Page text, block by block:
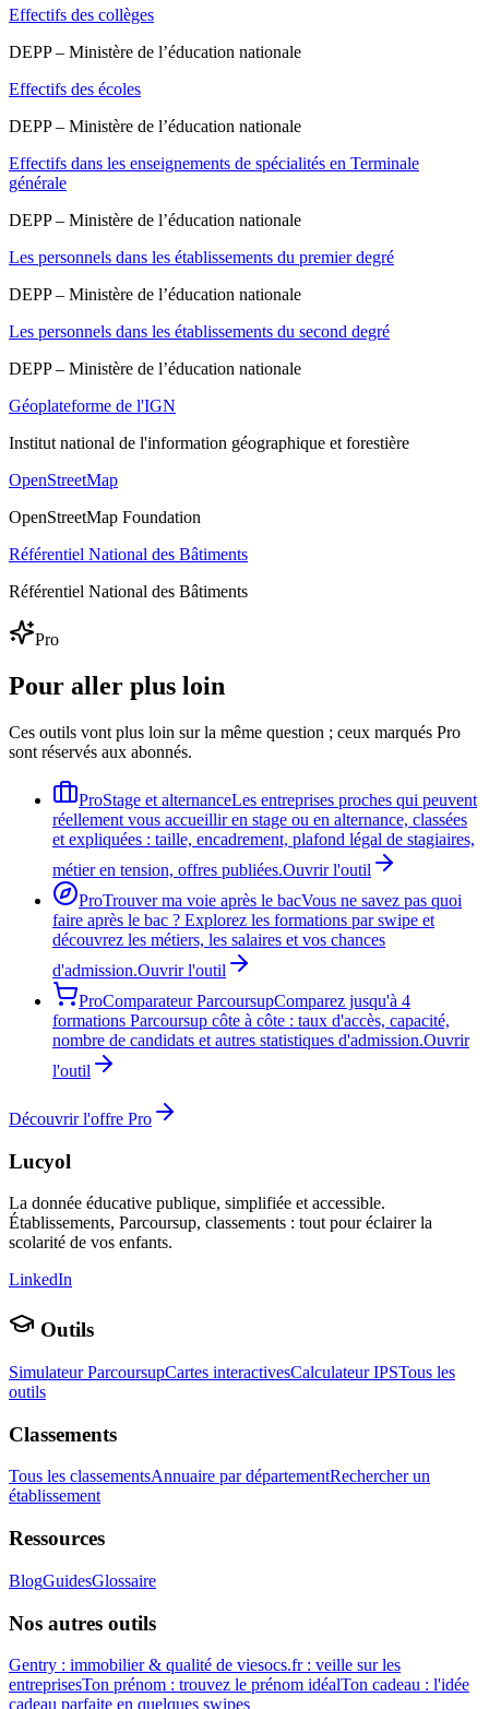
Effectifs des collèges
DEPP – Ministère de l’éducation nationale
Effectifs des écoles
DEPP – Ministère de l’éducation nationale
Effectifs dans les enseignements de spécialités en Terminale
générale
DEPP – Ministère de l’éducation nationale
Les personnels dans les établissements du premier degré
DEPP – Ministère de l’éducation nationale
Les personnels dans les établissements du second degré
DEPP – Ministère de l’éducation nationale
Géoplateforme de l'IGN
Institut national de l'information géographique et forestière
OpenStreetMap
OpenStreetMap Foundation
Référentiel National des Bâtiments
Référentiel National des Bâtiments
Pro
Pour aller plus loin
Ces outils vont plus loin sur la même question ; ceux marqués Pro
sont réservés aux abonnés.
ProStage et alternanceLes entreprises proches qui peuvent
réellement vous accueillir en stage ou en alternance, classées
et expliquées : taille, encadrement, plafond légal de stagiaires,
métier en tension, offres publiées.Ouvrir l'outil
ProTrouver ma voie après le bacVous ne savez pas quoi
faire après le bac ? Explorez les formations par swipe et
découvrez les métiers, les salaires et vos chances
d'admission.Ouvrir l'outil
ProComparateur ParcoursupComparez jusqu'à 4
formations Parcoursup côte à côte : taux d'accès, capacité,
nombre de candidats et autres statistiques d'admission.Ouvrir
l'outil
Découvrir l'offre Pro
Lucyol
La donnée éducative publique, simplifiée et accessible.
Établissements, Parcoursup, classements : tout pour éclairer la
scolarité de vos enfants.
LinkedIn
Outils
Simulateur ParcoursupCartes interactivesCalculateur IPSTous les
outils
Classements
Tous les classementsAnnuaire par départementRechercher un
établissement
Ressources
BlogGuidesGlossaire
Nos autres outils
Gentry : immobilier & qualité de viesocs.fr : veille sur les
entreprisesTon prénom : trouvez le prénom idéalTon cadeau : l'idée
cadeau parfaite en quelques swipes